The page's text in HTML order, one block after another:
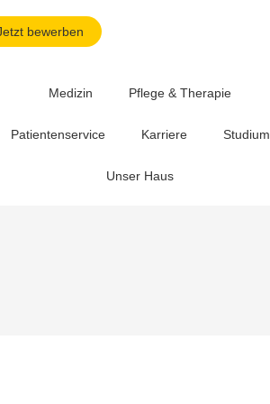
bewerben
Medizin Pflege & Therapie
Patientenservice Karriere Studium
Unser Haus